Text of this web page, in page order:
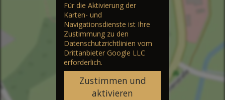
Für die Aktivierung der
Karten- und
Navigationsdienste ist Ihre
Zustimmung zu den
Datenschutzrichtlinien vom
Drittanbieter Google LLC
erforderlich.
Zustimmen und
aktivieren